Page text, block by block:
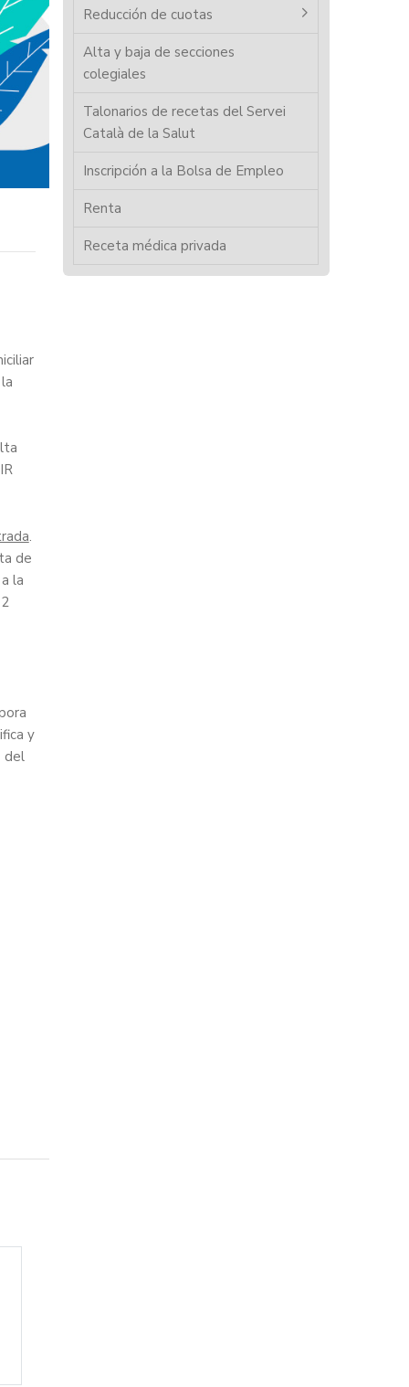
.
de
la
y
del
Reducción de cuotas
Alta y baja de secciones
colegiales
Talonarios de recetas del Servei
Català de la Salut
Inscripción a la Bolsa de Empleo
Renta
Receta médica privada